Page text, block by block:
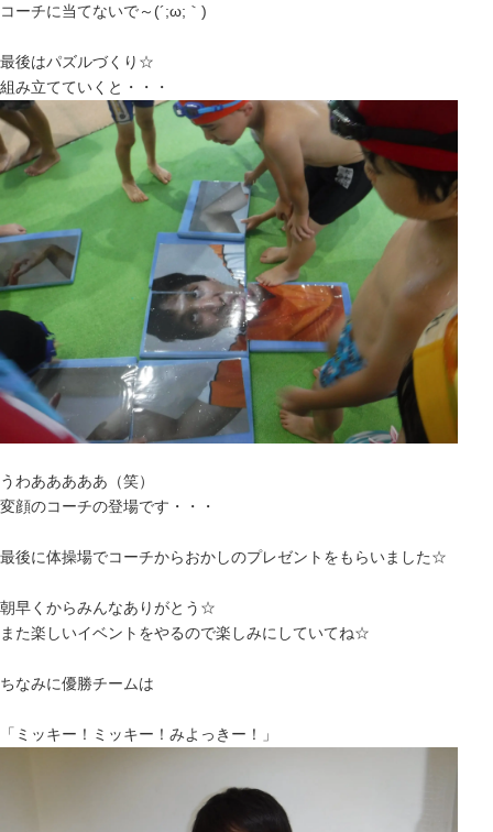
コーチに当てないで～(´;ω;｀)
最後はパズルづくり☆
組み立てていくと・・・
うわあああああ（笑）
変顔のコーチの登場です・・・
最後に体操場でコーチからおかしのプレゼントをもらいました☆
朝早くからみんなありがとう☆
また楽しいイベントをやるので楽しみにしていてね☆
ちなみに優勝チームは
「ミッキー！ミッキー！みよっきー！」